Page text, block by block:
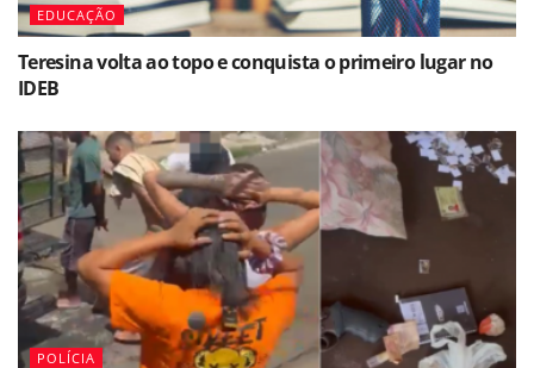
EDUCAÇÃO
Teresina volta ao topo e conquista o primeiro lugar no
IDEB
POLÍCIA